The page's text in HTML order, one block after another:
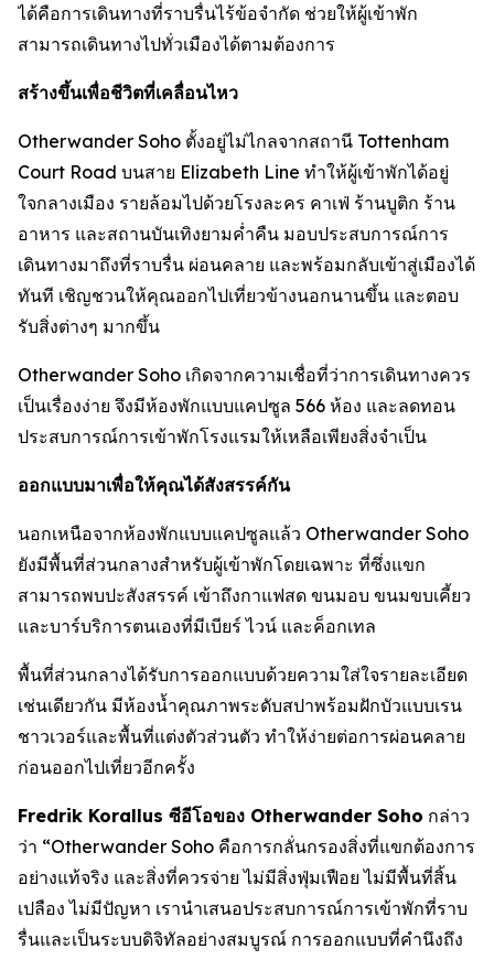
ได้คือการเดินทางที่ราบรื่นไร้ข้อจำกัด ช่วยให้ผู้เข้าพัก
สามารถเดินทางไปทั่วเมืองได้ตามต้องการ
สร้างขึ้นเพื่อชีวิตที่เคลื่อนไหว
Otherwander Soho ตั้งอยู่ไม่ไกลจากสถานี Tottenham
Court Road บนสาย Elizabeth Line ทำให้ผู้เข้าพักได้อยู่
ใจกลางเมือง รายล้อมไปด้วยโรงละคร คาเฟ่ ร้านบูติก ร้าน
อาหาร และสถานบันเทิงยามค่ำคืน มอบประสบการณ์การ
เดินทางมาถึงที่ราบรื่น ผ่อนคลาย และพร้อมกลับเข้าสู่เมืองได้
ทันที เชิญชวนให้คุณออกไปเที่ยวข้างนอกนานขึ้น และตอบ
รับสิ่งต่างๆ มากขึ้น
Otherwander Soho เกิดจากความเชื่อที่ว่าการเดินทางควร
เป็นเรื่องง่าย จึงมีห้องพักแบบแคปซูล 566 ห้อง และลดทอน
ประสบการณ์การเข้าพักโรงแรมให้เหลือเพียงสิ่งจำเป็น
ออกแบบมาเพื่อให้คุณได้สังสรรค์กัน
นอกเหนือจากห้องพักแบบแคปซูลแล้ว Otherwander Soho
ยังมีพื้นที่ส่วนกลางสำหรับผู้เข้าพักโดยเฉพาะ ที่ซึ่งแขก
สามารถพบปะสังสรรค์ เข้าถึงกาแฟสด ขนมอบ ขนมขบเคี้ยว
และบาร์บริการตนเองที่มีเบียร์ ไวน์ และค็อกเทล
พื้นที่ส่วนกลางได้รับการออกแบบด้วยความใส่ใจรายละเอียด
เช่นเดียวกัน มีห้องน้ำคุณภาพระดับสปาพร้อมฝักบัวแบบเรน
ชาวเวอร์และพื้นที่แต่งตัวส่วนตัว ทำให้ง่ายต่อการผ่อนคลาย
ก่อนออกไปเที่ยวอีกครั้ง
Fredrik Korallus ซีอีโอของ Otherwander Soho กล่าว
ว่า “Otherwander Soho คือการกลั่นกรองสิ่งที่แขกต้องการ
อย่างแท้จริง และสิ่งที่ควรจ่าย ไม่มีสิ่งฟุ่มเฟือย ไม่มีพื้นที่สิ้น
เปลือง ไม่มีปัญหา เรานำเสนอประสบการณ์การเข้าพักที่ราบ
รื่นและเป็นระบบดิจิทัลอย่างสมบูรณ์ การออกแบบที่คำนึงถึง